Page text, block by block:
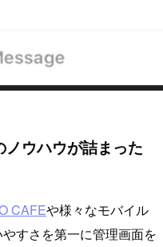
ウハウが詰まった
CAFEや様々なモバイル
すさを第一に管理画面を